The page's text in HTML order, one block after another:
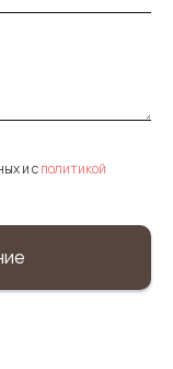
и cполитикой